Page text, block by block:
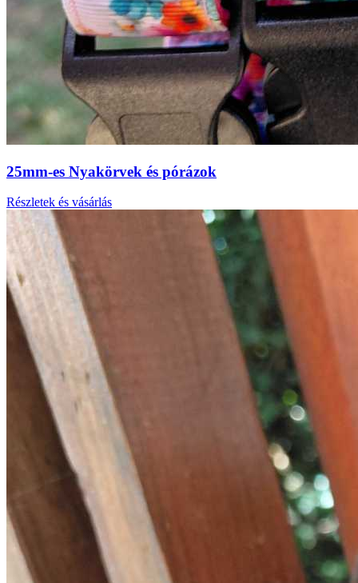
25mm-es Nyakörvek és pórázok
Részletek és vásárlás